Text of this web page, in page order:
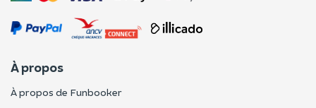
À propos
À propos de Funbooker